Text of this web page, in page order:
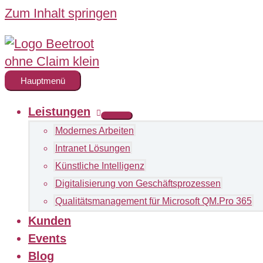
Zum Inhalt springen
Hauptmenü
Leistungen
Modernes Arbeiten
Intranet Lösungen
Künstliche Intelligenz
Digitalisierung von Geschäftsprozessen
Qualitätsmanagement für Microsoft QM.Pro 365
Kunden
Events
Blog